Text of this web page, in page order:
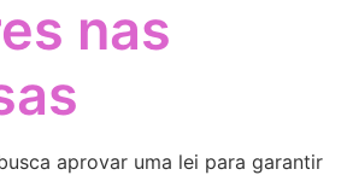
nas
aprovar uma lei para garantir